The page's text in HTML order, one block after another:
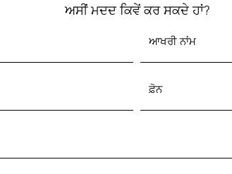
ਅਸੀਂ ਮਦਦ ਕਿਵੇਂ ਕਰ ਸਕਦੇ ਹਾਂ?